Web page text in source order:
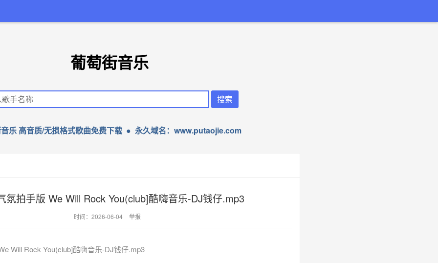
葡萄街音乐
乐 高音质/无损格式歌曲免费下载 ● 永久域名：www.putaojie.com
氛拍手版 We Will Rock You(club]酷嗨音乐-DJ钱仔.mp3
时间：2026-06-04 举报
Will Rock You(club]酷嗨音乐-DJ钱仔.mp3